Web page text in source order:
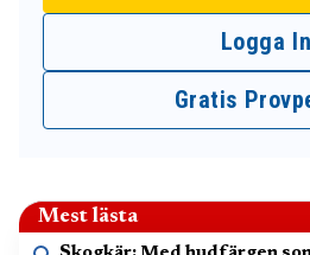
Logga In
Gratis
Mest lästa